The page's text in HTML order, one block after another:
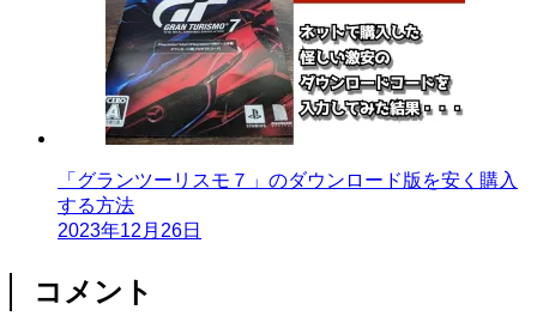
「グランツーリスモ７」のダウンロード版を安く購入
する方法
2023年12月26日
コメント